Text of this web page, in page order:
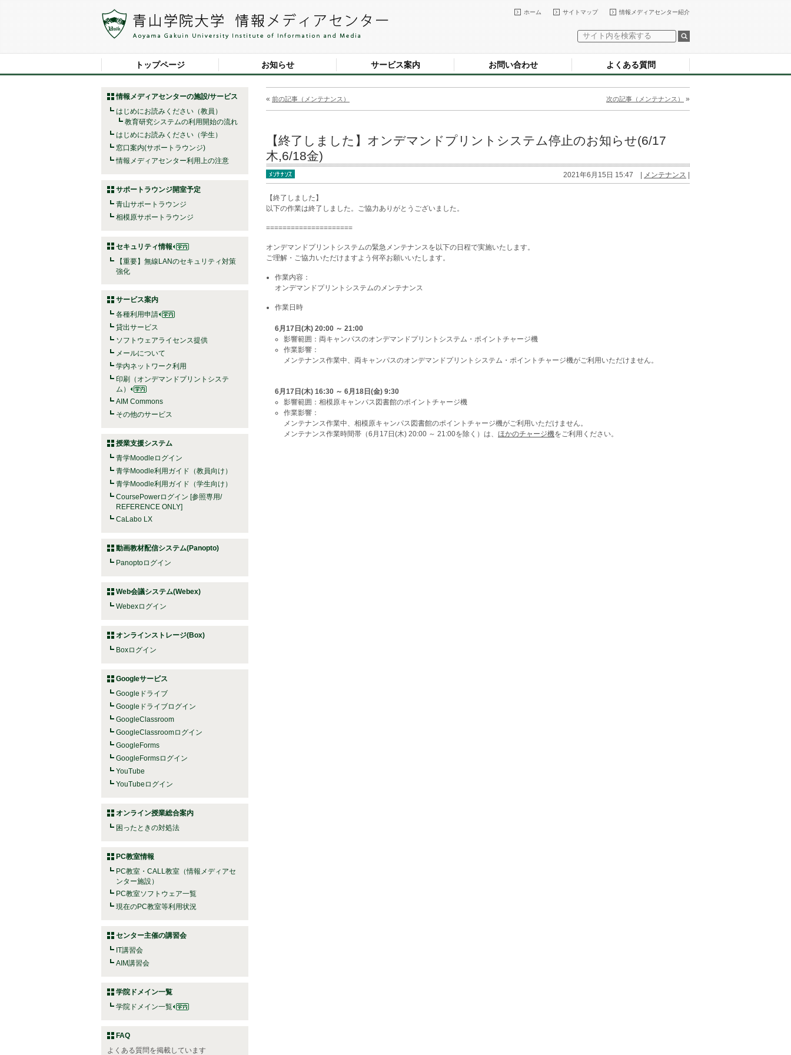
情報メディアセンター紹介
サイトマップ
ホーム
トップページ お知らせ サービス案内 お問い合わせ よくある質問
情報メディアセンターの施設/サービス
はじめにお読みください（教員）
教育研究システムの利用開始の流れ
はじめにお読みください（学生）
窓口案内(サポートラウンジ)
情報メディアセンター利用上の注意
サポートラウンジ開室予定
青山サポートラウンジ
相模原サポートラウンジ
セキュリティ情報
【重要】無線LANのセキュリティ対策
強化
サービス案内
各種利用申請
貸出サービス
ソフトウェアライセンス提供
メールについて
学内ネットワーク利用
印刷（オンデマンドプリントシステ
ム）
AIM Commons
その他のサービス
授業支援システム
青学Moodleログイン
青学Moodle利用ガイド（教員向け）
青学Moodle利用ガイド（学生向け）
CoursePowerログイン [参照専用/
REFERENCE ONLY]
CaLabo LX
動画教材配信システム(Panopto)
Panoptoログイン
Web会議システム(Webex)
Webexログイン
オンラインストレージ(Box)
Boxログイン
Googleサービス
Googleドライブ
Googleドライブログイン
GoogleClassroom
GoogleClassroomログイン
GoogleForms
GoogleFormsログイン
YouTube
YouTubeログイン
オンライン授業総合案内
困ったときの対処法
PC教室情報
PC教室・CALL教室（情報メディアセ
ンター施設）
PC教室ソフトウェア一覧
現在のPC教室等利用状況
センター主催の講習会
IT講習会
AIM講習会
学院ドメイン一覧
学院ドメイン一覧
FAQ
よくある質問を掲載しています
« 前の記事（メンテナンス） 次の記事（メンテナンス） »
【終了しました】オンデマンドプリントシステム停止のお知らせ(6/17
木,6/18金)
2021年6月15日 15:47 | メンテナンス
【終了しました】
以下の作業は終了しました。ご協力ありがとうございました。
=====================
オンデマンドプリントシステムの緊急メンテナンスを以下の日程で実施いたします。
ご理解・ご協力いただけますよう何卒お願いいたします。
作業内容：
オンデマンドプリントシステムのメンテナンス
作業日時
6月17日(木) 20:00 ～ 21:00
影響範囲：両キャンパスのオンデマンドプリントシステム・ポイントチャージ機
作業影響：
メンテナンス作業中、両キャンパスのオンデマンドプリントシステム・ポイントチャージ機がご利用いただけません。
6月17日(木) 16:30 ～ 6月18日(金) 9:30
影響範囲：相模原キャンパス図書館のポイントチャージ機
作業影響：
メンテナンス作業中、相模原キャンパス図書館のポイントチャージ機がご利用いただけません。
メンテナンス作業時間帯（6月17日(木) 20:00 ～ 21:00を除く）は、 ほかのチャージ機をご利用ください。